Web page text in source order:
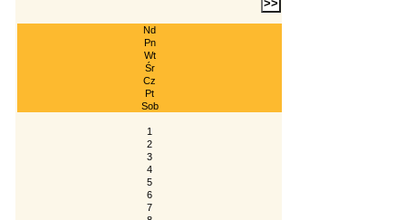
Nd
Pn
Wt
Śr
Cz
Pt
Sob
1
2
3
4
5
6
7